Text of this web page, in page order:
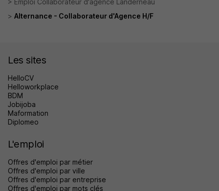
Emploi Collaborateur d'agence Landerneau
Alternance - Collaborateur d'Agence H/F
Les sites
HelloCV
Helloworkplace
BDM
Jobijoba
Maformation
Diplomeo
L'emploi
Offres d'emploi par métier
Offres d'emploi par ville
Offres d'emploi par entreprise
Offres d'emploi par mots clés